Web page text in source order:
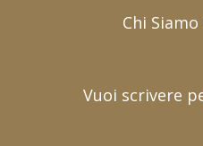
Chi
Vuoi scrivere